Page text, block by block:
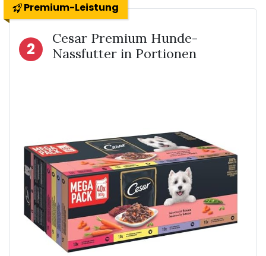
Premium-Leistung
2
Cesar Premium Hunde-
Nassfutter in Portionen